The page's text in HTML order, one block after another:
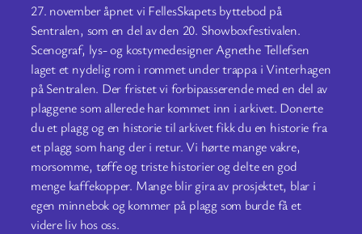
27. november åpnet vi FellesSkapets byttebod på
Sentralen, som en del av den 20. Showboxfestivalen.
Scenograf, lys- og kostymedesigner Agnethe Tellefsen
laget et nydelig rom i rommet under trappa i Vinterhagen
på Sentralen. Der fristet vi forbipasserende med en del av
plaggene som allerede har kommet inn i arkivet. Donerte
du et plagg og en historie til arkivet fikk du en historie fra
et plagg som hang der i retur. Vi hørte mange vakre,
morsomme, tøffe og triste historier og delte en god
menge kaffekopper. Mange blir gira av prosjektet, blar i
egen minnebok og kommer på plagg som burde få et
videre liv hos oss.